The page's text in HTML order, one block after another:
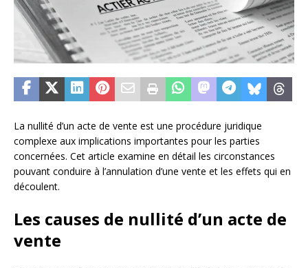
La nullité d’un acte de vente est une procédure juridique
complexe aux implications importantes pour les parties
concernées. Cet article examine en détail les circonstances
pouvant conduire à l’annulation d’une vente et les effets qui en
découlent.
Les causes de nullité d’un acte de
vente